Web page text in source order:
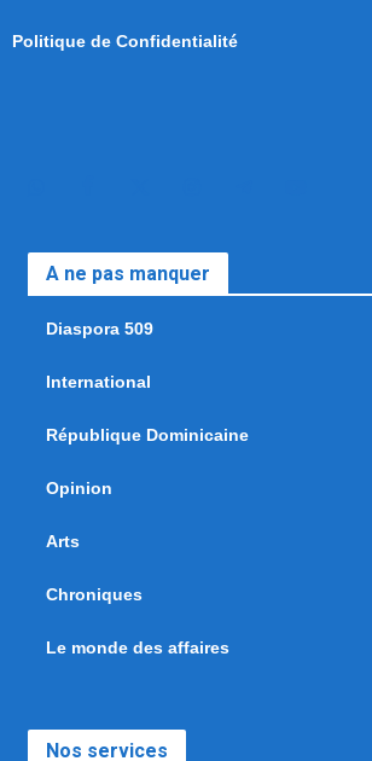
Politique de Confidentialité
A ne pas manquer
Diaspora 509
International
République Dominicaine
Opinion
Arts
Chroniques
Le monde des affaires
Nos services